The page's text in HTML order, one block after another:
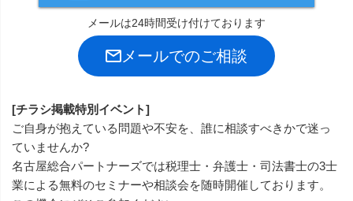
メールは24時間受け付けております
メールでのご相談
[チラシ掲載特別イベント]
ご自身が抱えている問題や不安を、誰に相談すべきかで迷っ
ていませんか?
名古屋総合パートナーズでは税理士・弁護士・司法書士の3士
業による無料のセミナーや相談会を随時開催しております。